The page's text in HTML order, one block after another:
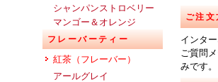
シャンパンストロベリー
マンゴー＆オレンジ
フレーバーティー
紅茶（フレーバー）
アールグレイ
ご注文
インタ
ご質問
みです。